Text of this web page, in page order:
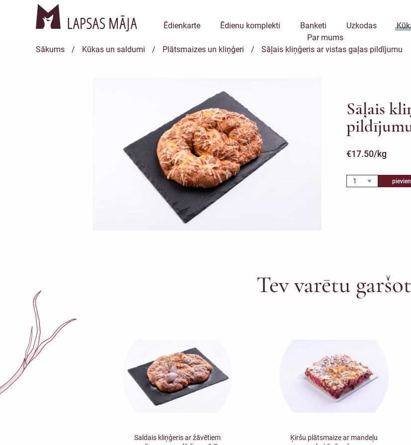
Ēdienkarte Ēdienu komplekti Banketi Uzkodas
Par mums
Sākums
/ Kūkas un saldumi / Plātsmaizes un kliņģeri / Sāļais kliņģeris ar vistas gaļas pildījumu
Sāļais
€17.50/kg
Tev varētu garšot
Saldais kliņģeris ar žāvētiem
Ķiršu plātsmaize ar mandeļu